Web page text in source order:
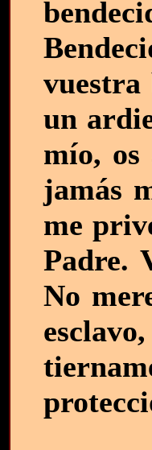
vuestra
un
mío, os
jamás
me
Padre.
No